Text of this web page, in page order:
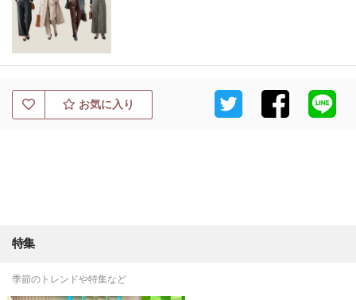
お気に入り
特集
季節のトレンドや特集など